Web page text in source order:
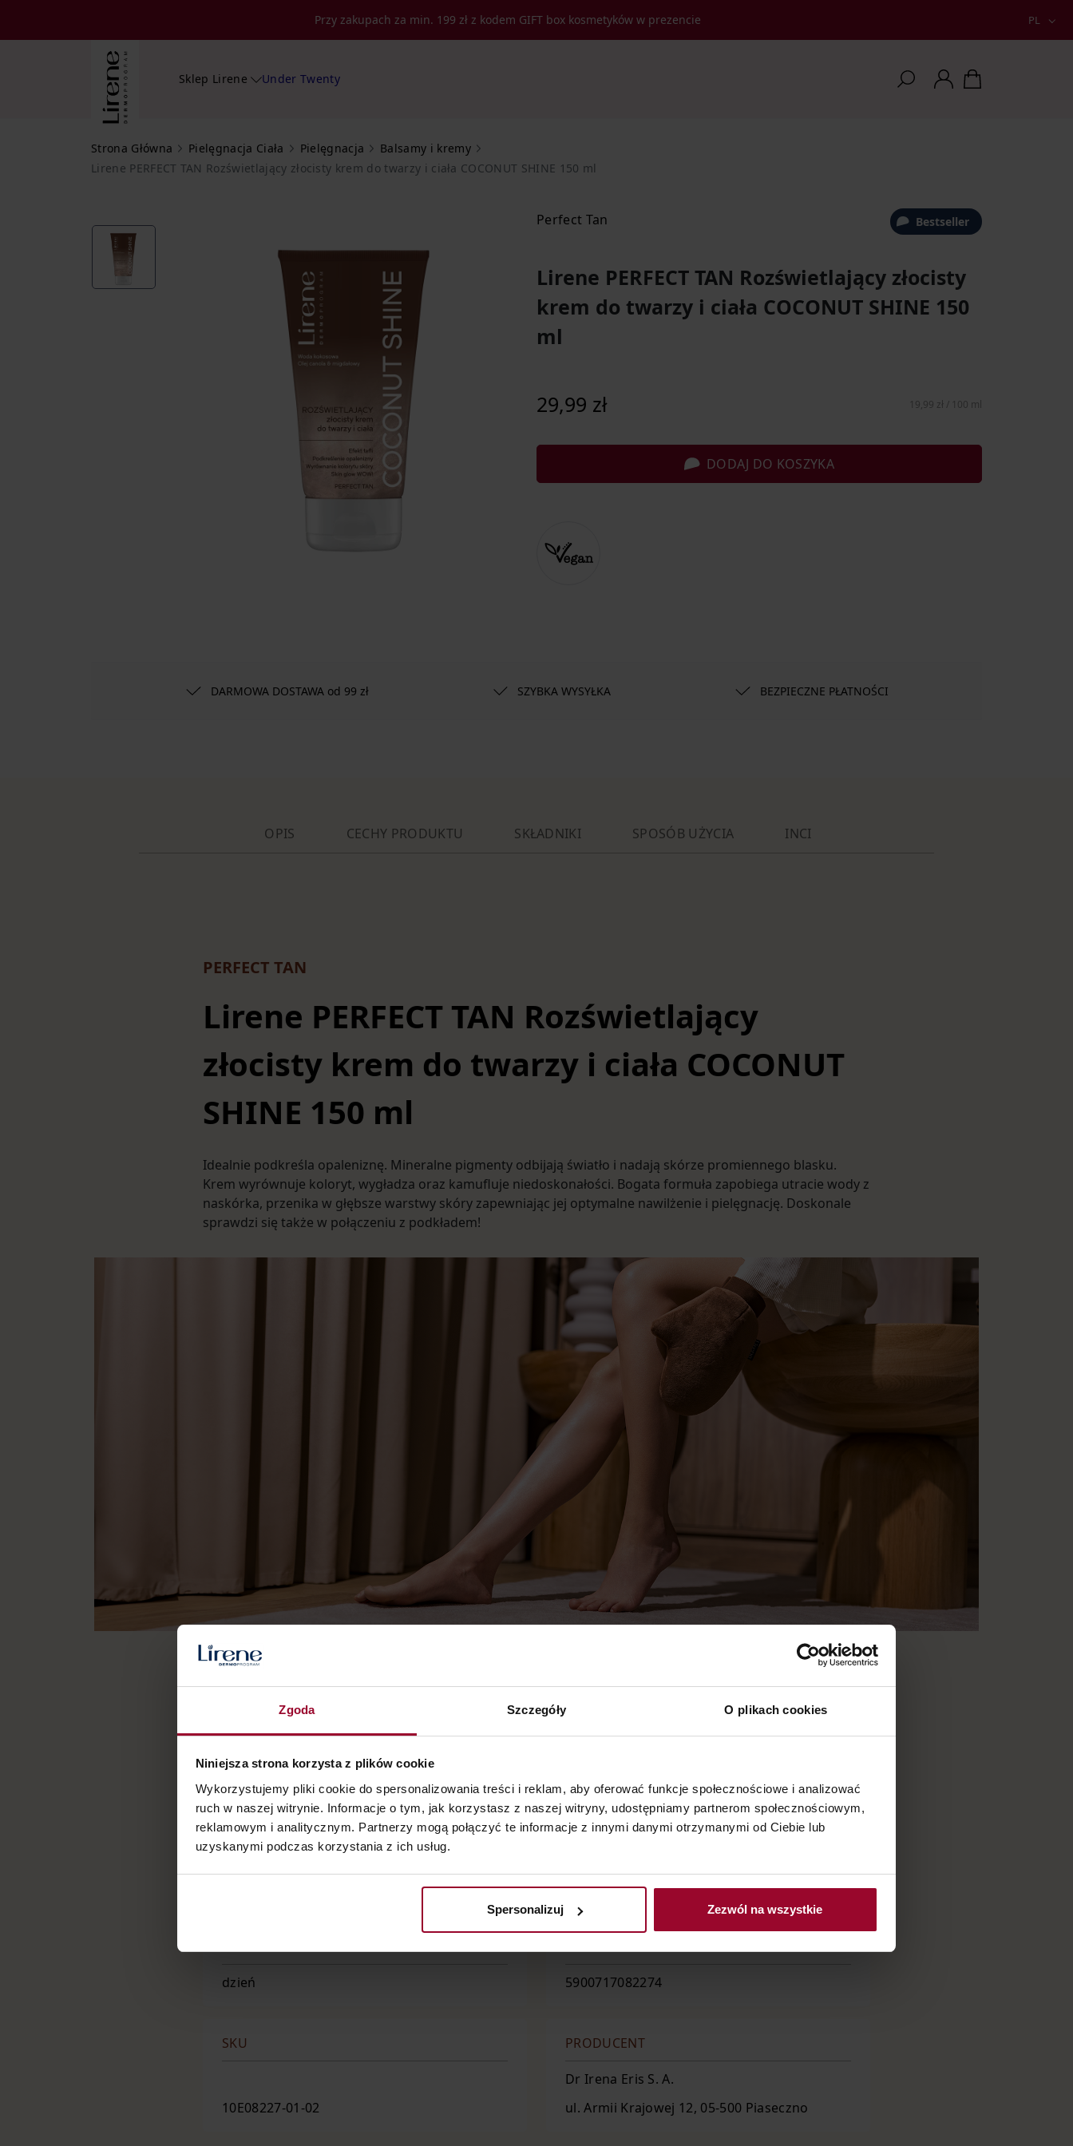
Zgoda Szczegóły O plikach cookies
Niniejsza strona korzysta z plików cookie
Wykorzystujemy pliki cookie do spersonalizowania treści i reklam, aby oferować funkcje społecznościowe i analizować
ruch w naszej witrynie. Informacje o tym, jak korzystasz z naszej witryny, udostępniamy partnerom społecznościowym,
reklamowym i analitycznym. Partnerzy mogą połączyć te informacje z innymi danymi otrzymanymi od Ciebie lub
uzyskanymi podczas korzystania z ich usług.
Spersonalizuj Zezwól na wszystkie
Przy zakupach za min. 199 zł z kodem GIFT box kosmetyków w prezencie PL
Sklep Lirene Under Twenty
Strona Główna Pielęgnacja Ciała Pielęgnacja
Balsamy i kremy
Lirene PERFECT TAN Rozświetlający złocisty krem do twarzy i ciała COCONUT SHINE 150 ml
Bestseller
Perfect Tan
Lirene PERFECT TAN Rozświetlający złocisty
krem do twarzy i ciała COCONUT SHINE 150
ml
29,99 zł 19,99 zł / 100 ml
DODAJ DO KOSZYKA
DARMOWA DOSTAWA od 99 zł SZYBKA WYSYŁKA BEZPIECZNE PŁATNOŚCI
OPIS CECHY PRODUKTU SKŁADNIKI SPOSÓB UŻYCIA INCI
PERFECT TAN
Lirene PERFECT TAN Rozświetlający
złocisty krem do twarzy i ciała COCONUT
SHINE 150 ml
Idealnie podkreśla opaleniznę. Mineralne pigmenty odbijają światło i nadają skórze promiennego blasku.
Krem wyrównuje koloryt, wygładza oraz kamufluje niedoskonałości. Bogata formuła zapobiega utracie wody z
naskórka, przenika w głębsze warstwy skóry zapewniając jej optymalne nawilżenie i pielęgnację. Doskonale
sprawdzi się także w połączeniu z podkładem!
Cechy produktu
RODZAJ CERY
bez względu na wiek
dzień 5900717082274
SKU
10E08227-01-02
PRODUCENT
Dr Irena Eris S. A.
ul. Armii Krajowej 12, 05-500 Piaseczno